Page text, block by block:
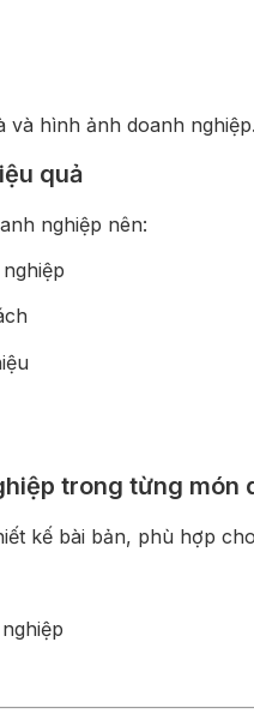
và hình ảnh doanh nghiệp.
quả
nghiệp nên:
trong từng món
kế bài bản, phù hợp